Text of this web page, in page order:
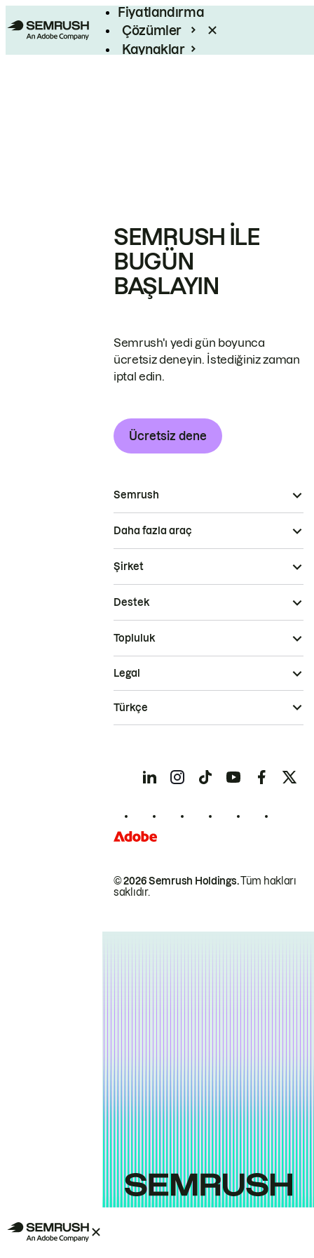
Fiyatlandırma
Çözümler
Kaynaklar
SEMRUSH ILE
BUGÜN
BAŞLAYIN
Semrush'ı yedi gün boyunca
ücretsiz deneyin. İstediğiniz zaman
iptal edin.
Ücretsiz dene
Semrush
Daha fazla araç
Şirket
Destek
Topluluk
© 2026 Semrush Holdings.Tüm hakları
saklıdır.
Legal
Türkçe